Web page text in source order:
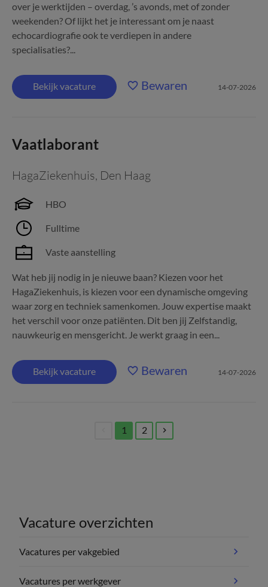
over je werktijden – overdag, ’s avonds, met of zonder
weekenden? Of lijkt het je interessant om je naast
echocardiografie ook te verdiepen in andere
specialisaties?...
Bekijk vacature Bewaren 14-07-2026
Vaatlaborant
HagaZiekenhuis, Den Haag
HBO
Fulltime
Vaste aanstelling
Wat heb jij nodig in je nieuwe baan? Kiezen voor het
HagaZiekenhuis, is kiezen voor een dynamische omgeving
waar zorg en techniek samenkomen. Jouw expertise maakt
het verschil voor onze patiënten. Dit ben jij Zelfstandig,
nauwkeurig en mensgericht. Je werkt graag in een...
Bekijk vacature Bewaren 14-07-2026
1
(current)
2
Vacature overzichten
Vacatures per vakgebied
Vacatures per werkgever